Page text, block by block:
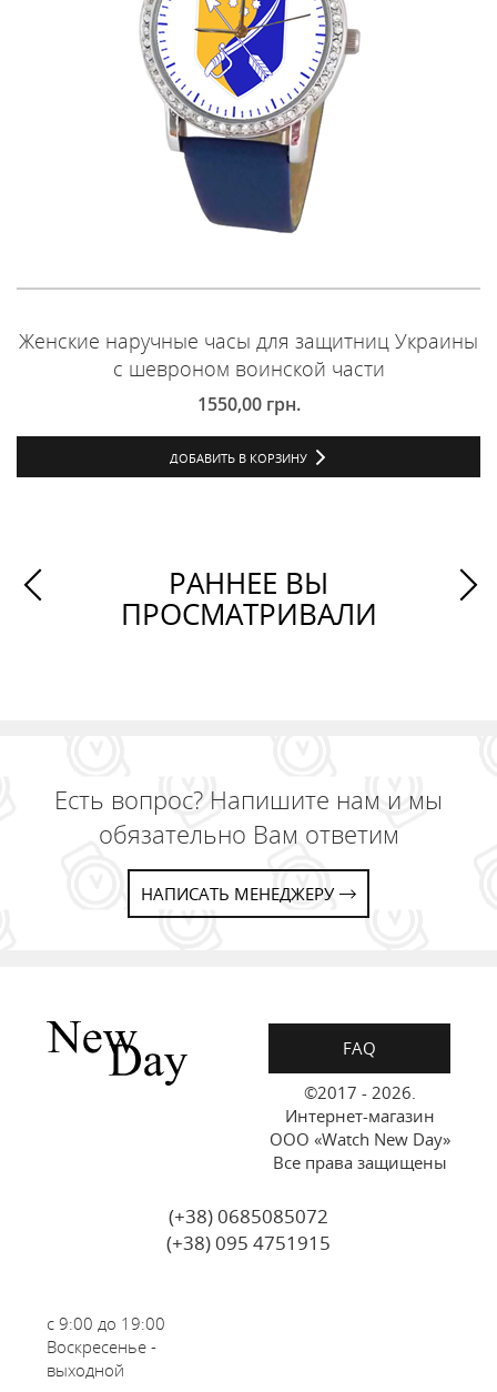
Женские наручные часы для защитниц Украины
с шевроном воинской части
1550,00 грн.
ДОБАВИТЬ В КОРЗИНУ
РАННЕЕ ВЫ
ПРОСМАТРИВАЛИ
Есть вопрос? Напишите нам и мы
обязательно Вам ответим
НАПИСАТЬ МЕНЕДЖЕРУ
FAQ
©2017 - 2026.
Интернет-магазин
ООО «Watch New Day»
Все права защищены
(+38) 0685085072
(+38) 095 4751915
с 9:00 до 19:00
Воскресенье -
выходной